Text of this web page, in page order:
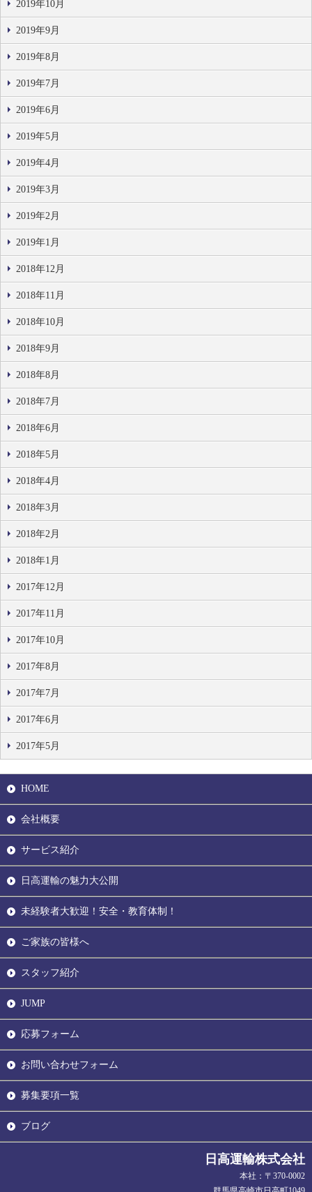
2019年10月
2019年9月
2019年8月
2019年7月
2019年6月
2019年5月
2019年4月
2019年3月
2019年2月
2019年1月
2018年12月
2018年11月
2018年10月
2018年9月
2018年8月
2018年7月
2018年6月
2018年5月
2018年4月
2018年3月
2018年2月
2018年1月
2017年12月
2017年11月
2017年10月
2017年8月
2017年7月
2017年6月
2017年5月
HOME
会社概要
サービス紹介
日高運輸の魅力大公開
未経験者大歓迎！安全・教育体制！
ご家族の皆様へ
スタッフ紹介
JUMP
応募フォーム
お問い合わせフォーム
募集要項一覧
ブログ
日高運輸株式会社
本社：〒370-0002